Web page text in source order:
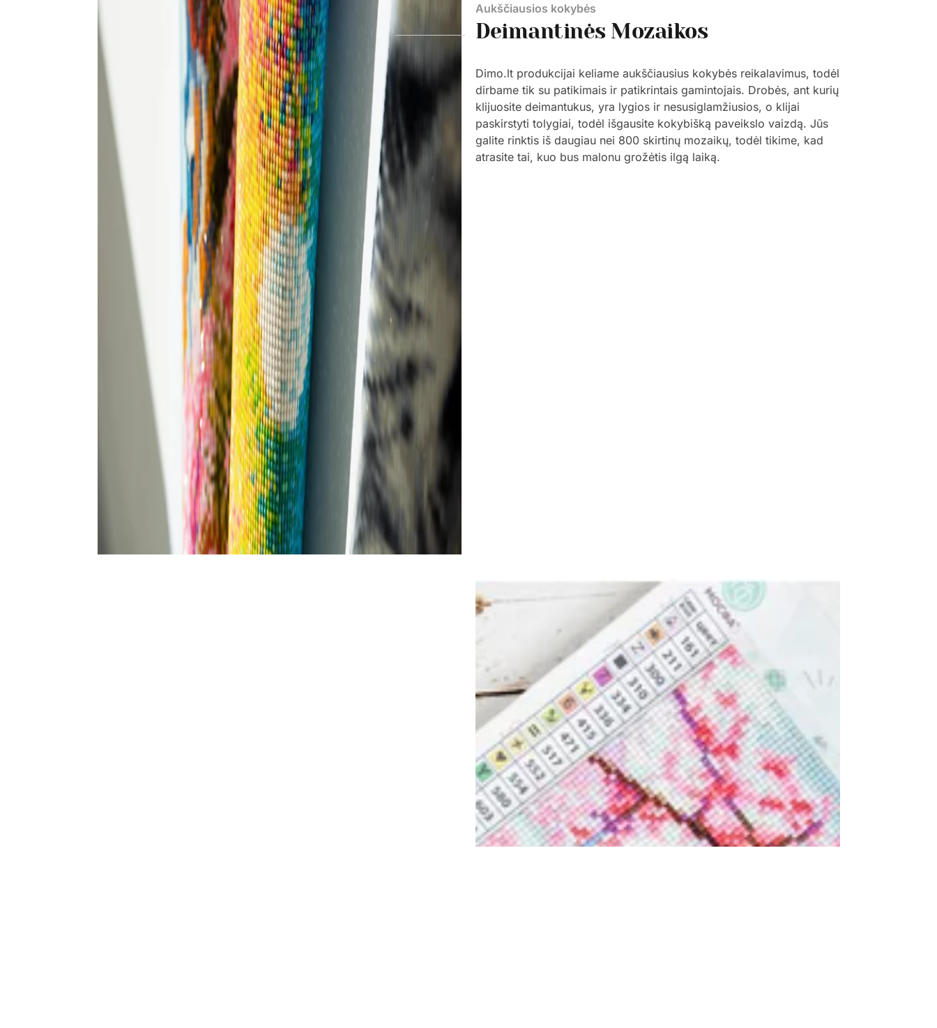
Aukščiausios kokybės
Deimantinės Mozaikos
Dimo.lt produkcijai keliame aukščiausius kokybės reikalavimus, todėl
dirbame tik su patikimais ir patikrintais gamintojais. Drobės, ant kurių
klijuosite deimantukus, yra lygios ir nesusiglamžiusios, o klijai
paskirstyti tolygiai, todėl išgausite kokybišką paveikslo vaizdą. Jūs
galite rinktis iš daugiau nei 800 skirtinų mozaikų, todėl tikime, kad
atrasite tai, kuo bus malonu grožėtis ilgą laiką.